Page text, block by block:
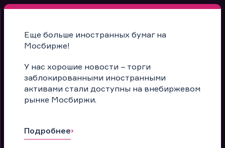
Еще больше иностранных бумаг на
Мосбирже!
У нас хорошие новости – торги
заблокированными иностранными
активами стали доступны на внебиржевом
рынке Мосбиржи.
Подробнее